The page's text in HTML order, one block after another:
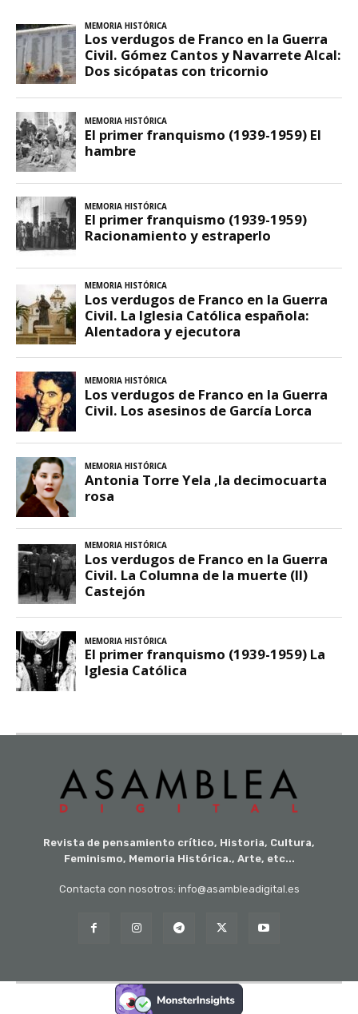
Revista de pensamiento crítico, Historia, Cultura,
Feminismo, Memoria Histórica., Arte, etc...
Contacta con nosotros: info@asambleadigital.es